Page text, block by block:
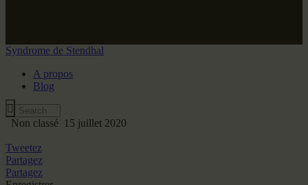
Syndrome de Stendhal
A propos
Blog
Non classé 15 juillet 2020
Tweetez
Partagez
Partagez